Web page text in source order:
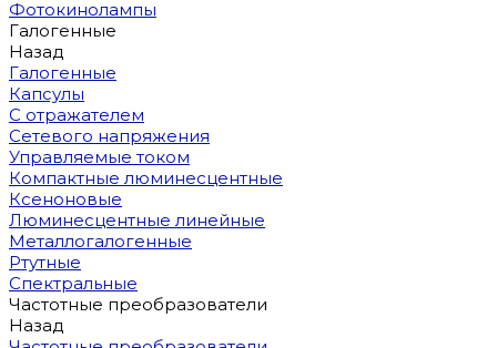
Фотокинолампы
Галогенные
Назад
Галогенные
Капсулы
С отражателем
Сетевого напряжения
Управляемые током
Компактные люминесцентные
Ксеноновые
Люминесцентные линейные
Металлогалогенные
Ртутные
Спектральные
Частотные преобразователи
Назад